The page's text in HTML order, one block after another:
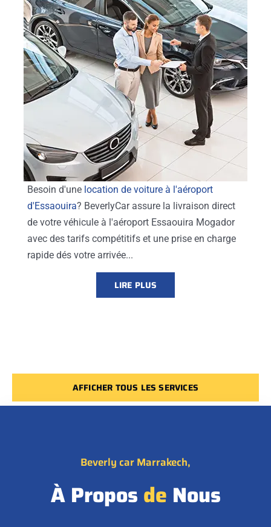
Besoin d'une location de voiture à l'aéroport
d'Essaouira? BeverlyCar assure la livraison direct
de votre véhicule à l'aéroport Essaouira Mogador
avec des tarifs compétitifs et une prise en charge
rapide dés votre arrivée...
LIRE PLUS
AFFICHER TOUS LES SERVICES
Beverly car Marrakech,
À Propos de Nous